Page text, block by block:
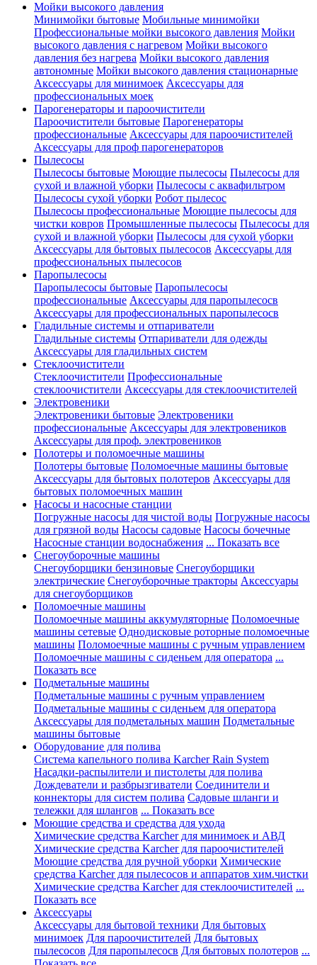
Мойки высокого давления
Минимойки бытовые Мобильные минимойки
Профессиональные мойки высокого давления Мойки
высокого давления с нагревом Мойки высокого
давления без нагрева Мойки высокого давления
автономные Мойки высокого давления стационарные
Аксессуары для минимоек Аксессуары для
профессиональных моек
Парогенераторы и пароочистители
Пароочистители бытовые Парогенераторы
профессиональные Аксессуары для пароочистителей
Аксессуары для проф парогенераторов
Пылесосы
Пылесосы бытовые Моющие пылесосы Пылесосы для
сухой и влажной уборки Пылесосы с аквафильтром
Пылесосы сухой уборки Робот пылесос
Пылесосы профессиональные Моющие пылесосы для
чистки ковров Промышленные пылесосы Пылесосы для
сухой и влажной уборки Пылесосы для сухой уборки
Аксессуары для бытовых пылесосов Аксессуары для
профессиональных пылесосов
Паропылесосы
Паропылесосы бытовые Паропылесосы
профессиональные Аксессуары для паропылесосв
Аксессуары для профессиональных паропылесосв
Гладильные системы и отпариватели
Гладильные системы Отпариватели для одежды
Аксессуары для гладильных систем
Стеклоочистители
Стеклоочистители Профессиональные
стеклоочистители Аксессуары для стеклоочистителей
Электровеники
Электровеники бытовые Электровеники
профессиональные Аксессуары для электровеников
Аксессуары для проф. электровеников
Полотеры и поломоечные машины
Полотеры бытовые Поломоечные машины бытовые
Аксессуары для бытовых полотеров Аксессуары для
бытовых поломоечных машин
Насосы и насосные станции
Погружные насосы для чистой воды Погружные насосы
для грязной воды Насосы садовые Насосы бочечные
Насосные станции водоснабжения ... Показать все
Снегоуборочные машины
Снегоуборщики бензиновые Снегоуборщики
электрические Снегоуборочные тракторы Аксессуары
для снегоуборщиков
Поломоечные машины
Поломоечные машины аккумуляторные Поломоечные
машины сетевые Однодисковые роторные поломоечные
машины Поломоечные машины с ручным управлением
Поломоечные машины с сиденьем для оператора ...
Показать все
Подметальные машины
Подметальные машины с ручным управлением
Подметальные машины с сиденьем для оператора
Аксессуары для подметальных машин Подметальные
машины бытовые
Оборудование для полива
Система капельного полива Karcher Rain System
Насадки-распылители и пистолеты для полива
Дождеватели и разбрызгиватели Соединители и
коннекторы для систем полива Садовые шланги и
тележки для шлангов ... Показать все
Моющие средства и средства для ухода
Химические средства Karcher для минимоек и АВД
Химические средства Karcher для пароочистителей
Моющие средства для ручной уборки Химические
средства Karcher для пылесосов и аппаратов хим.чистки
Химические средства Karcher для стеклоочистителей ...
Показать все
Аксессуары
Аксессуары для бытовой техники Для бытовых
минимоек Для пароочистителей Для бытовых
пылесосов Для паропылесосв Для бытовых полотеров ...